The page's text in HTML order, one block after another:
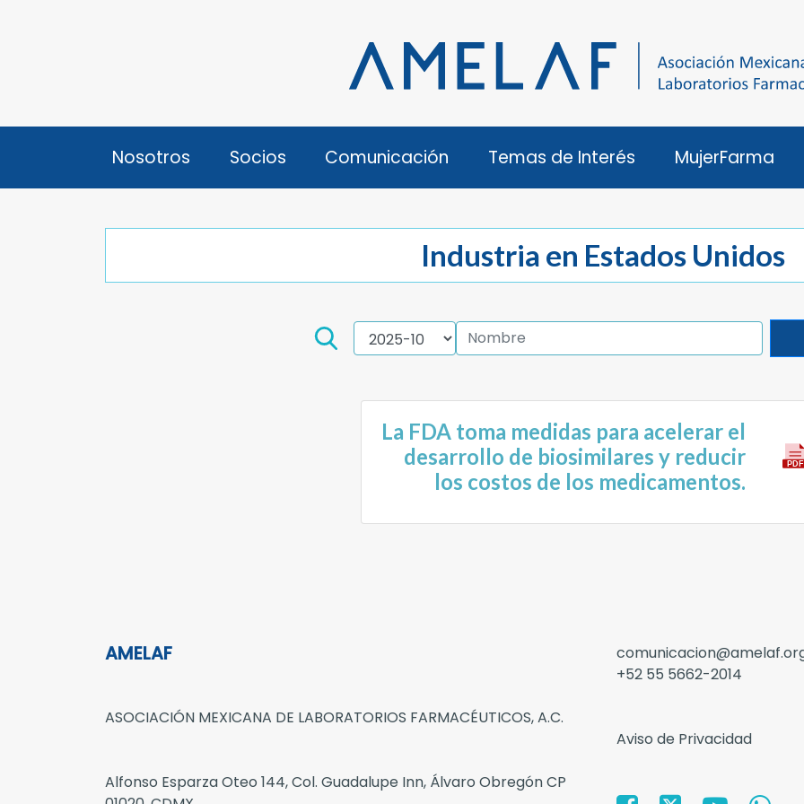
Nosotros Socios Comunicación Temas de Interés MujerFarma
Industria en Estados Unidos
La FDA toma medidas para acelerar el
desarrollo de biosimilares y reducir
los costos de los medicamentos.
AMELAF
ASOCIACIÓN MEXICANA DE LABORATORIOS FARMACÉUTICOS, A.C.
Alfonso Esparza Oteo 144, Col. Guadalupe Inn, Álvaro Obregón CP
+52 55 5662-2014
Aviso de Privacidad